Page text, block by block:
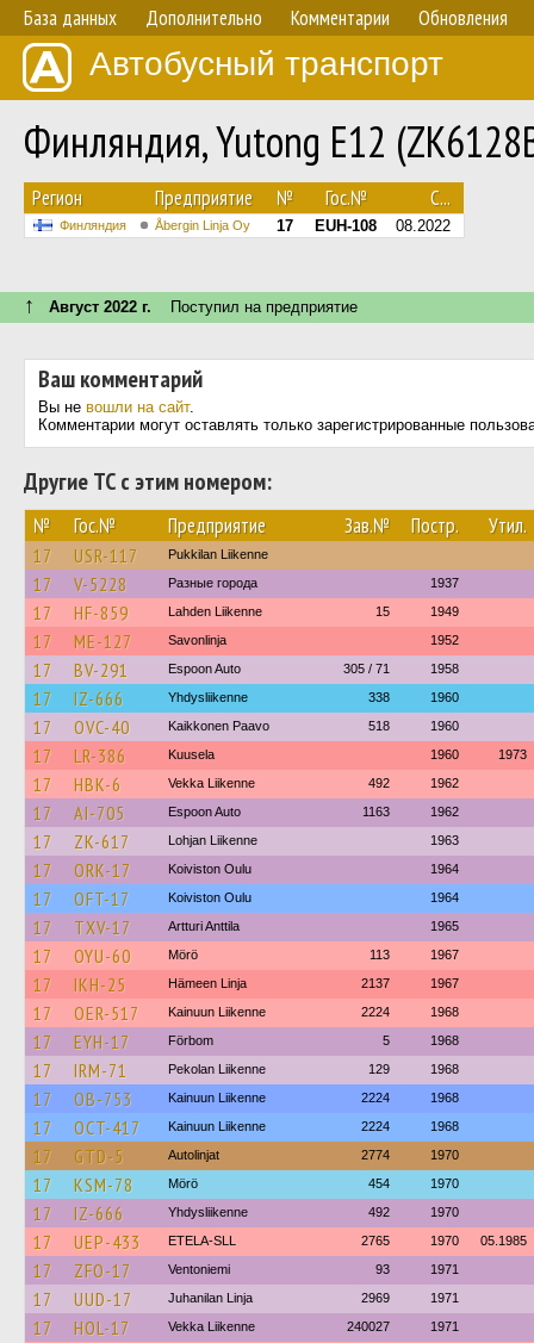
База данных Дополнительно Комментарии Обновления
Автобусный транспорт
Финляндия, Yutong E12
Регион Предприятие № Гос.№ С...
Финляндия Åbergin Linja Oy 17 EUH-108 08.2022
↑ Август 2022 г. Поступил на предприятие
Ваш комментарий
Вы не вошли на сайт.
Комментарии могут оставлять только зарегистрированные
Другие ТС с этим номером:
№ Гос.№ Предприятие Зав.№ Постр. Утил.
17 USR-117 Pukkilan Liikenne
17 V-5228 Разные города 1937
17 HF-859 Lahden Liikenne 15 1949
17 ME-127 Savonlinja 1952
17 BV-291 Espoon Auto 305 / 71 1958
17 IZ-666 Yhdysliikenne 338 1960
17 OVC-40 Kaikkonen Paavo 518 1960
17 LR-386 Kuusela 1960 1973
17 HBK-6 Vekka Liikenne 492 1962
17 AI-705 Espoon Auto 1163 1962
17 ZK-617 Lohjan Liikenne 1963
17 ORK-17 Koiviston Oulu 1964
17 OFT-17 Koiviston Oulu 1964
17 TXV-17 Artturi Anttila 1965
17 OYU-60 Mörö 113 1967
17 IKH-25 Hämeen Linja 2137 1967
17 OER-517 Kainuun Liikenne 2224 1968
17 EYH-17 Förbom 5 1968
17 IRM-71 Pekolan Liikenne 129 1968
17 OB-753 Kainuun Liikenne 2224 1968
17 OCT-417 Kainuun Liikenne 2224 1968
17 GTD-5 Autolinjat 2774 1970
17 KSM-78 Mörö 454 1970
17 IZ-666 Yhdysliikenne 492 1970
17 UEP-433 ETELA-SLL 2765 1970 05.1985
17 ZFO-17 Ventoniemi 93 1971
17 UUD-17 Juhanilan Linja 2969 1971
17 HOL-17 Vekka Liikenne 240027 1971